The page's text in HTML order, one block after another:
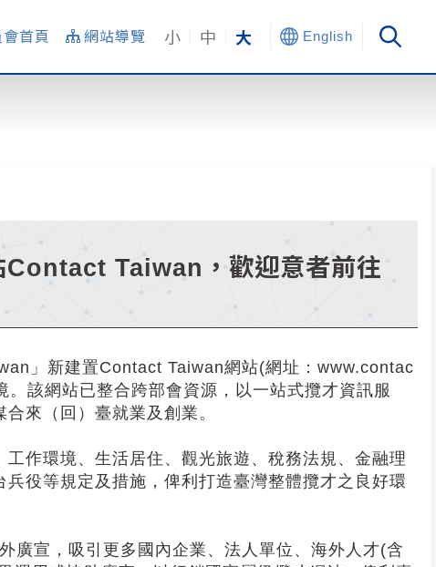
首頁 網站導覽 小 中 大 English
Contact Taiwan，歡迎意者前往
」新建置Contact Taiwan網站(網址：www.contac
該網站已整合跨部會資源，以一站式攬才資訊服
來（回）臺就業及創業。
作環境、生活居住、觀光旅遊、稅務法規、金融理
役等規定及措施，俾利打造臺灣整體攬才之良好環
廣宣，吸引更多國內企業、法人單位、海外人才(含